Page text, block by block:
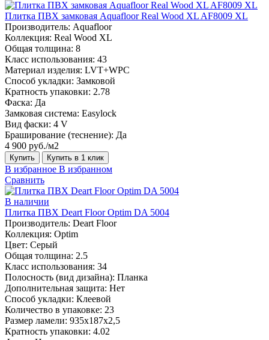
Плитка ПВХ замковая Aquafloor Real Wood XL AF8009 XL
Производитель: Aquafloor
Коллекция: Real Wood XL
Общая толщина: 8
Класс использования: 43
Материал изделия: LVT+WPC
Способ укладки: Замковой
Кратность упаковки: 2.78
Фаска: Да
Замковая система: Easylock
Вид фаски: 4 V
Браширование (теснение): Да
4 900 руб./м2
Купить Купить в 1 клик
В избранное В избранном
Сравнить
В наличии
Плитка ПВХ Deart Floor Optim DA 5004
Производитель: Deart Floor
Коллекция: Optim
Цвет: Серый
Общая толщина: 2.5
Класс использования: 34
Полосность (вид дизайна): Планка
Дополнительная защита: Нет
Способ укладки: Клеевой
Количество в упаковке: 23
Размер ламели: 935х187х2,5
Кратность упаковки: 4.02